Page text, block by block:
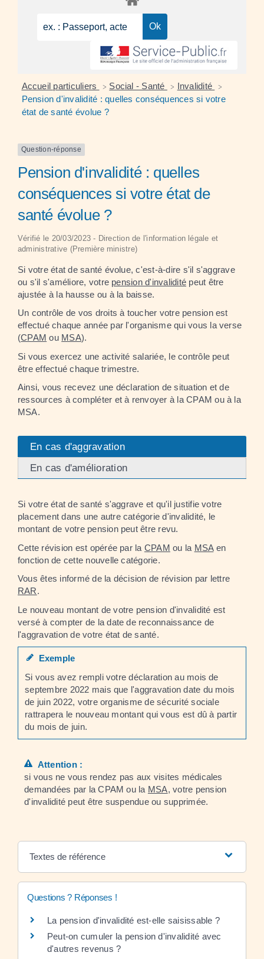
Accueil particuliers > Social - Santé > Invalidité >
Pension d'invalidité : quelles conséquences si votre
état de santé évolue ?
Question-réponse
Pension d'invalidité : quelles
conséquences si votre état de
santé évolue ?
Vérifié le 20/03/2023 - Direction de l'information légale et
administrative (Première ministre)
Si votre état de santé évolue, c'est-à-dire s'il s'aggrave
ou s'il s'améliore, votre pension d'invalidité peut être
ajustée à la hausse ou à la baisse.
Un contrôle de vos droits à toucher votre pension est
effectué chaque année par l'organisme qui vous la verse
(CPAM ou MSA).
Si vous exercez une activité salariée, le contrôle peut
être effectué chaque trimestre.
Ainsi, vous recevez une déclaration de situation et de
ressources à compléter et à renvoyer à la CPAM ou à la
MSA.
En cas d'aggravation
En cas d'amélioration
Si votre état de santé s'aggrave et qu'il justifie votre
placement dans une autre catégorie d'invalidité, le
montant de votre pension peut être revu.
Cette révision est opérée par la CPAM ou la MSAen
fonction de cette nouvelle catégorie.
Vous êtes informé de la décision de révision par lettre
RAR.
Le nouveau montant de votre pension d'invalidité est
versé à compter de la date de reconnaissance de
l'aggravation de votre état de santé.
Exemple
Si vous avez rempli votre déclaration au mois de
septembre 2022 mais que l'aggravation date du mois
de juin 2022, votre organisme de sécurité sociale
rattrapera le nouveau montant qui vous est dû à partir
du mois de juin.
Attention :
si vous ne vous rendez pas aux visites médicales
demandées par la CPAM ou la MSA, votre pension
d'invalidité peut être suspendue ou supprimée.
Textes de référence
Questions ? Réponses !
La pension d'invalidité est-elle saisissable ?
Peut-on cumuler la pension d'invalidité avec
d'autres revenus ?